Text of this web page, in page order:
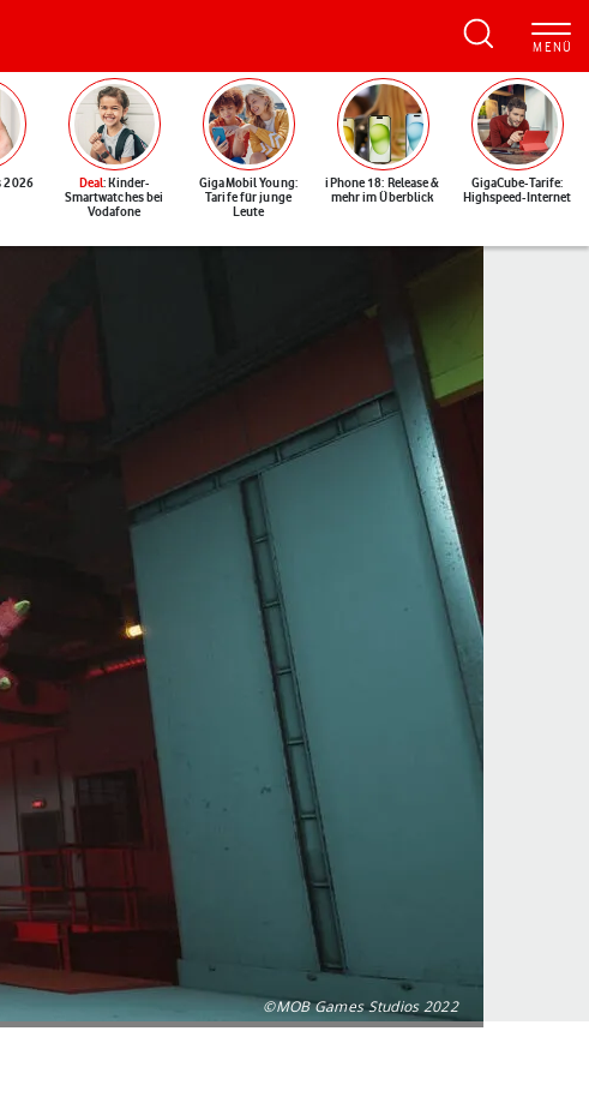
2026 Deal: Kinder-
Smartwatches bei
Vodafone
GigaMobil Young:
Tarife für junge
Leute
iPhone 18: Release &
mehr im Überblick
GigaCube-Tarife:
Highspeed-Internet
©MOB Games Studios 2022